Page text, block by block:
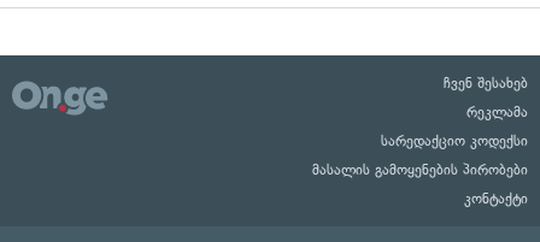
ჩვენ შესახებ
რეკლამა
სარედაქციო კოდექსი
მასალის გამოყენების პირობები
კონტაქტი